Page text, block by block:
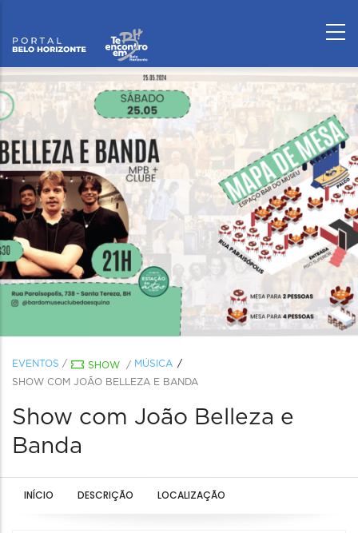
EVENTOS / SHOW / MÚSICA
SHOW COM JOÃO BELLEZA E BANDA
Show com João Belleza e
Banda
INÍCIO DESCRIÇÃO LOCALIZAÇÃO